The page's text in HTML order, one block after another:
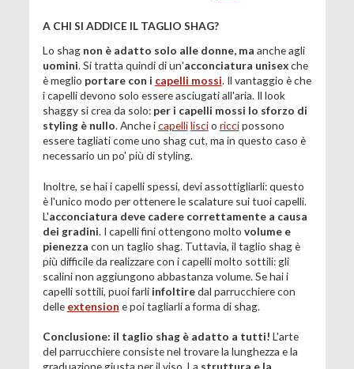
A CHI SI ADDICE IL TAGLIO SHAG?
Lo shag non è adatto solo alle donne, ma anche agli
uomini. Si tratta quindi di un'acconciatura unisexche
è meglio portare con i capelli mossi. Il vantaggio è che
i capelli devono solo essere asciugati all'aria. Il look
shaggy si crea da solo: per i capelli mossi lo sforzo di
styling è nullo. Anche icapelliliscio riccipossono
essere tagliati come uno shag cut, ma in questo caso è
necessario un po' più di styling.
Inoltre, se hai i capelli spessi, devi assottigliarli: questo
è l'unico modo per ottenere le scalature sui tuoi capelli.
L'acconciatura deve cadere correttamente a causa
dei gradini. I capelli fini ottengono molto volume e
pienezza con un taglio shag. Tuttavia, il taglio shag è
più difficile da realizzare con i capelli molto sottili: gli
scalini non aggiungono abbastanza volume. Se hai i
capelli sottili, puoi farli infoltiredal parrucchiere con
delle extension e poi tagliarli a forma di shag.
Conclusione: il taglio shag è adatto a tutti! L'arte
del parrucchiere consiste nel trovare la lunghezza e la